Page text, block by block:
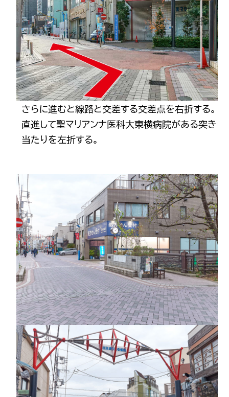
さらに進むと線路と交差する交差点を右折する。
直進して聖マリアンナ医科大東横病院がある突き
当たりを左折する。